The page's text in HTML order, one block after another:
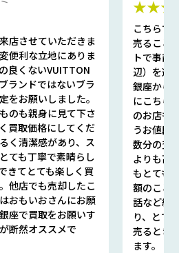
店させていただきま
便利な立地にありま
良くないVUITTON
ランドではないブラ
をお願いしました。
のも親身に見て下さ
買取価格にしてくだ
く清潔感があり、ス
ても丁寧で素晴らし
きてとても楽しく買
他店でも売却したこ
おもいおさんにお願
座で買取をお願いす
断然オススメで
こちらで
売ること
トで事前
辺）を選
銀座から
にこちら
のお店も
うお値段
数分の査
よりも高
もとても
額のこと
話など細
り、とて
売るとき
ます。